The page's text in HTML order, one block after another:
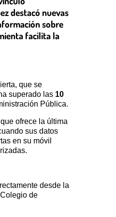
destacó nuevas
sobre
facilita la
que se
superado las 10
Pública.
ofrece la última
sus datos
en su móvil
desde la
de